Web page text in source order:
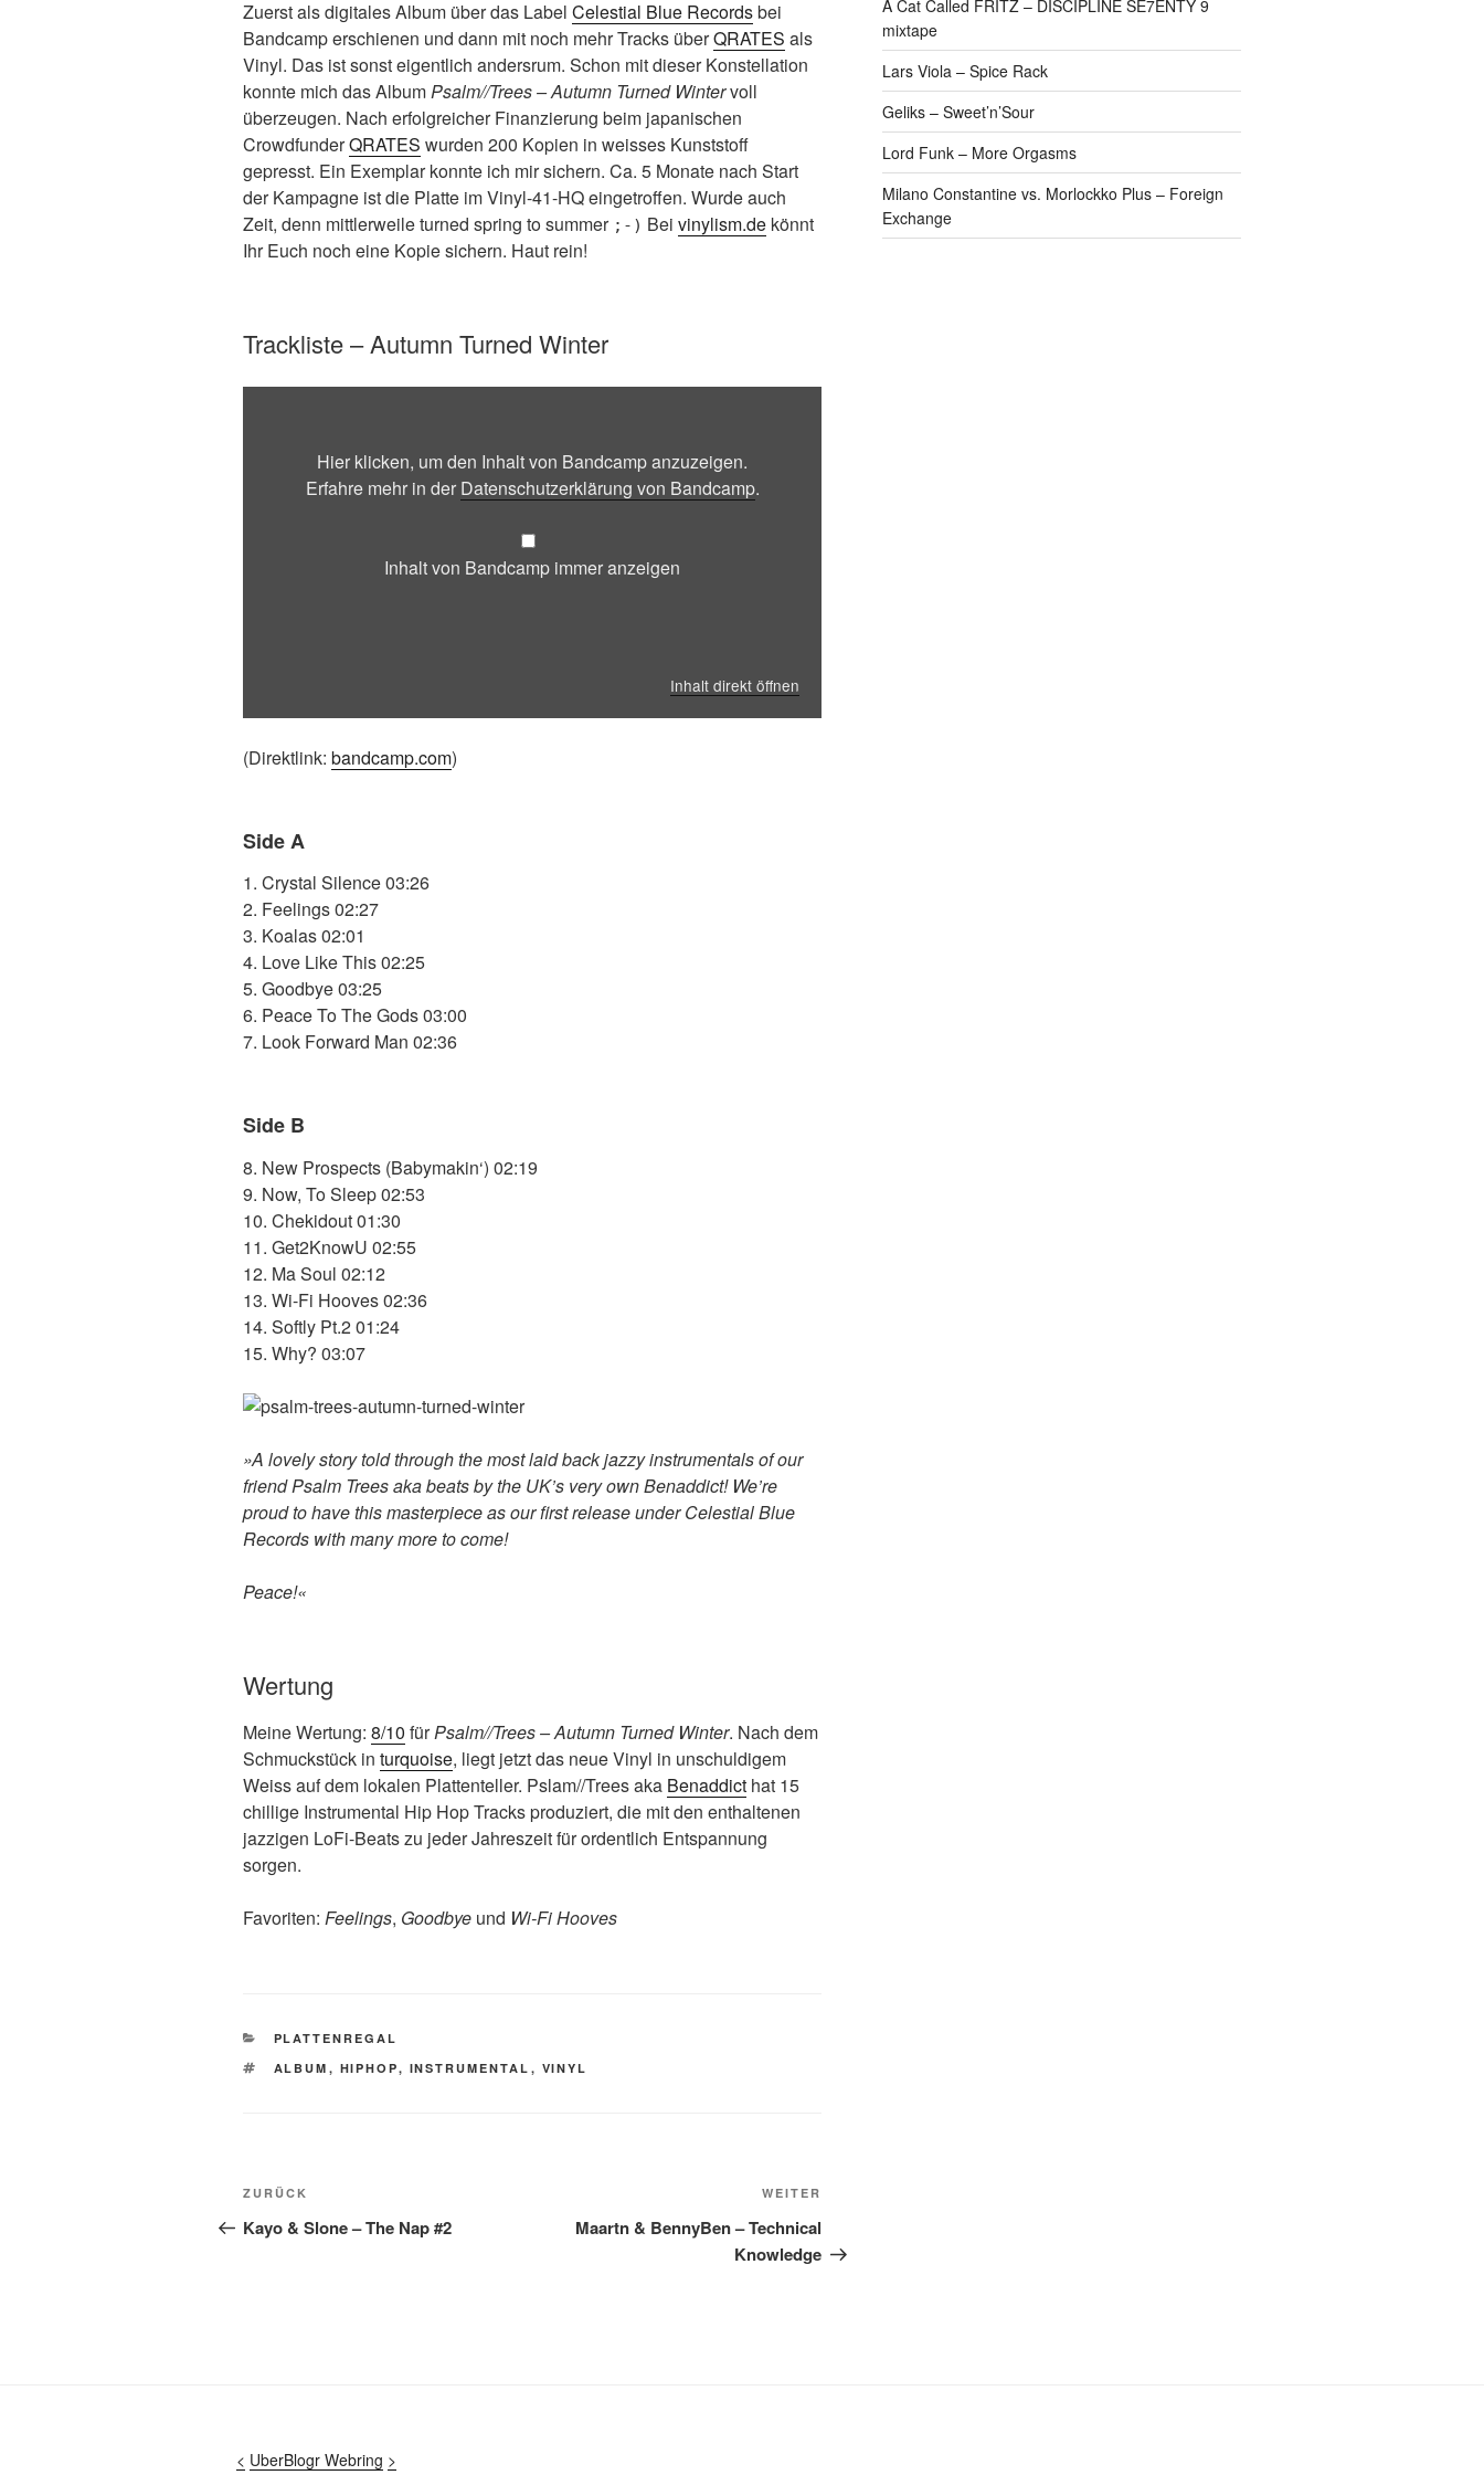
Zuerst als digitales Album über das Label Celestial Blue Recordsbei
Bandcamp erschienen und dann mit noch mehr Tracks überQRATES als
Vinyl. Das ist sonst eigentlich andersrum. Schon mit dieser Konstellation
konnte mich das AlbumPsalm//Trees – Autumn Turned Wintervoll
überzeugen. Nach erfolgreicher Finanzierung beim japanischen
CrowdfunderQRATES wurden 200 Kopien in weisses Kunststoff
gepresst. Ein Exemplar konnte ich mir sichern. Ca. 5 Monate nach Start
der Kampagne ist die Platte im Vinyl-41-HQ eingetroffen. Wurde auch
Zeit, denn mittlerweile turned spring to summer ;-) Bei vinylism.de könnt
Ihr Euch noch eine Kopie sichern. Haut rein!
Trackliste – Autumn Turned Winter
Bandcamp
anzeigen
Hier klicken, um den Inhalt von Bandcamp anzuzeigen.
Erfahre mehr in der Datenschutzerklärung von Bandcamp.
Inhalt von Bandcamp immer anzeigen
Inhalt direkt öffnen
(Direktlink: bandcamp.com)
Side A
1. Crystal Silence 03:26
2. Feelings 02:27
3. Koalas 02:01
4. Love Like This 02:25
5. Goodbye 03:25
6. Peace To The Gods 03:00
7. Look Forward Man 02:36
Side B
8. New Prospects (Babymakin‘) 02:19
9. Now, To Sleep 02:53
10. Chekidout 01:30
11. Get2KnowU 02:55
12. Ma Soul 02:12
13. Wi-Fi Hooves 02:36
14. Softly Pt.2 01:24
15. Why? 03:07
»A lovely story told through the most laid back jazzy instrumentals of our
friend Psalm Trees aka beats by the UK’s very own Benaddict! We’re
proud to have this masterpiece as our first release under Celestial Blue
Records with many more to come!
Peace!«
Wertung
Meine Wertung: 8/10 fürPsalm//Trees – Autumn Turned Winter. Nach dem
Schmuckstück in turquoise, liegt jetzt das neue Vinyl in unschuldigem
Weiss auf dem lokalen Plattenteller. Pslam//Trees aka Benaddict hat 15
chillige Instrumental Hip Hop Tracks produziert, die mit den enthaltenen
jazzigen LoFi-Beats zu jeder Jahreszeit für ordentlich Entspannung
sorgen.
Favoriten: Feelings, Goodbye und Wi-Fi Hooves
KATEGORIEN
PLATTENREGAL
SCHLAGWÖRTER
ALBUM , HIPHOP, INSTRUMENTAL , VINYL
Beitragsnavigation
Vorheriger
Beitrag
ZURÜCK
Kayo & Slone – The Nap #2
WEITER
Maartn & BennyBen – Technical
Knowledge
A Cat Called FRITZ – DISCIPLINE SE7ENTY 9
mixtape
Lars Viola – Spice Rack
Geliks – Sweet’n’Sour
Lord Funk – More Orgasms
Milano Constantine vs. Morlockko Plus – Foreign
Exchange
< UberBlogr Webring >